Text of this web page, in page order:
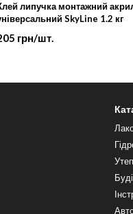
липучка монтажний
SkyLine 1.2 кг
грн/шт.